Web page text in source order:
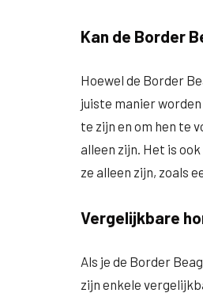
Kan de Border
Hoewel de Border
juiste manier
te zijn en om hen te
alleen zijn. Het is
ze alleen zijn, zoals
Vergelijkbare
Als je de Border
zijn enkele